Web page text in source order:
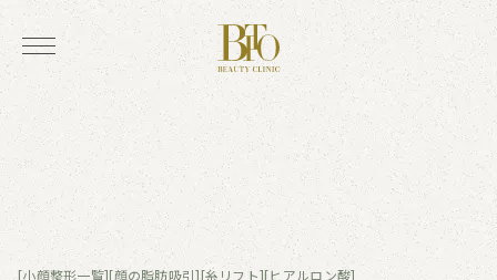
[小顔整形一覧][顔の脂肪吸引][糸リフト][ヒアルロン酸]